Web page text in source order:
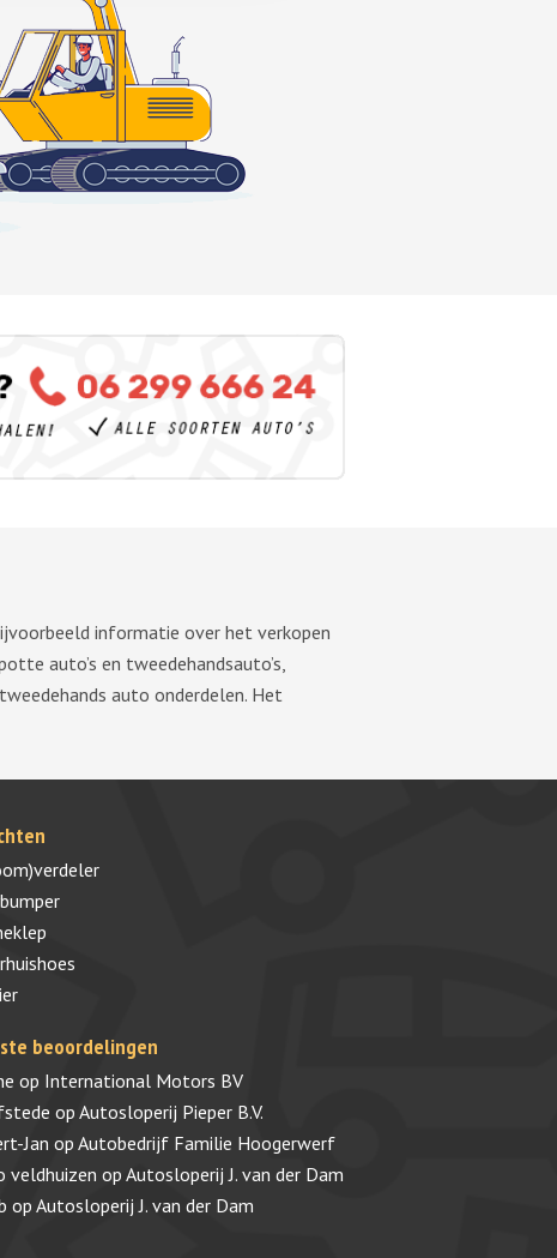
informatie over het verkopen
auto’s en tweedehandsauto’s,
auto onderdelen. Het
beoordelingen
op International Motors BV
op Autosloperij Pieper B.V.
Jan op Autobedrijf Familie Hoogerwerf
veldhuizen op Autosloperij J. van der Dam
op Autosloperij J. van der Dam